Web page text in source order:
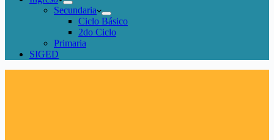
Secundaria
Ciclo Básico
2do Ciclo
Primaria
SIGED